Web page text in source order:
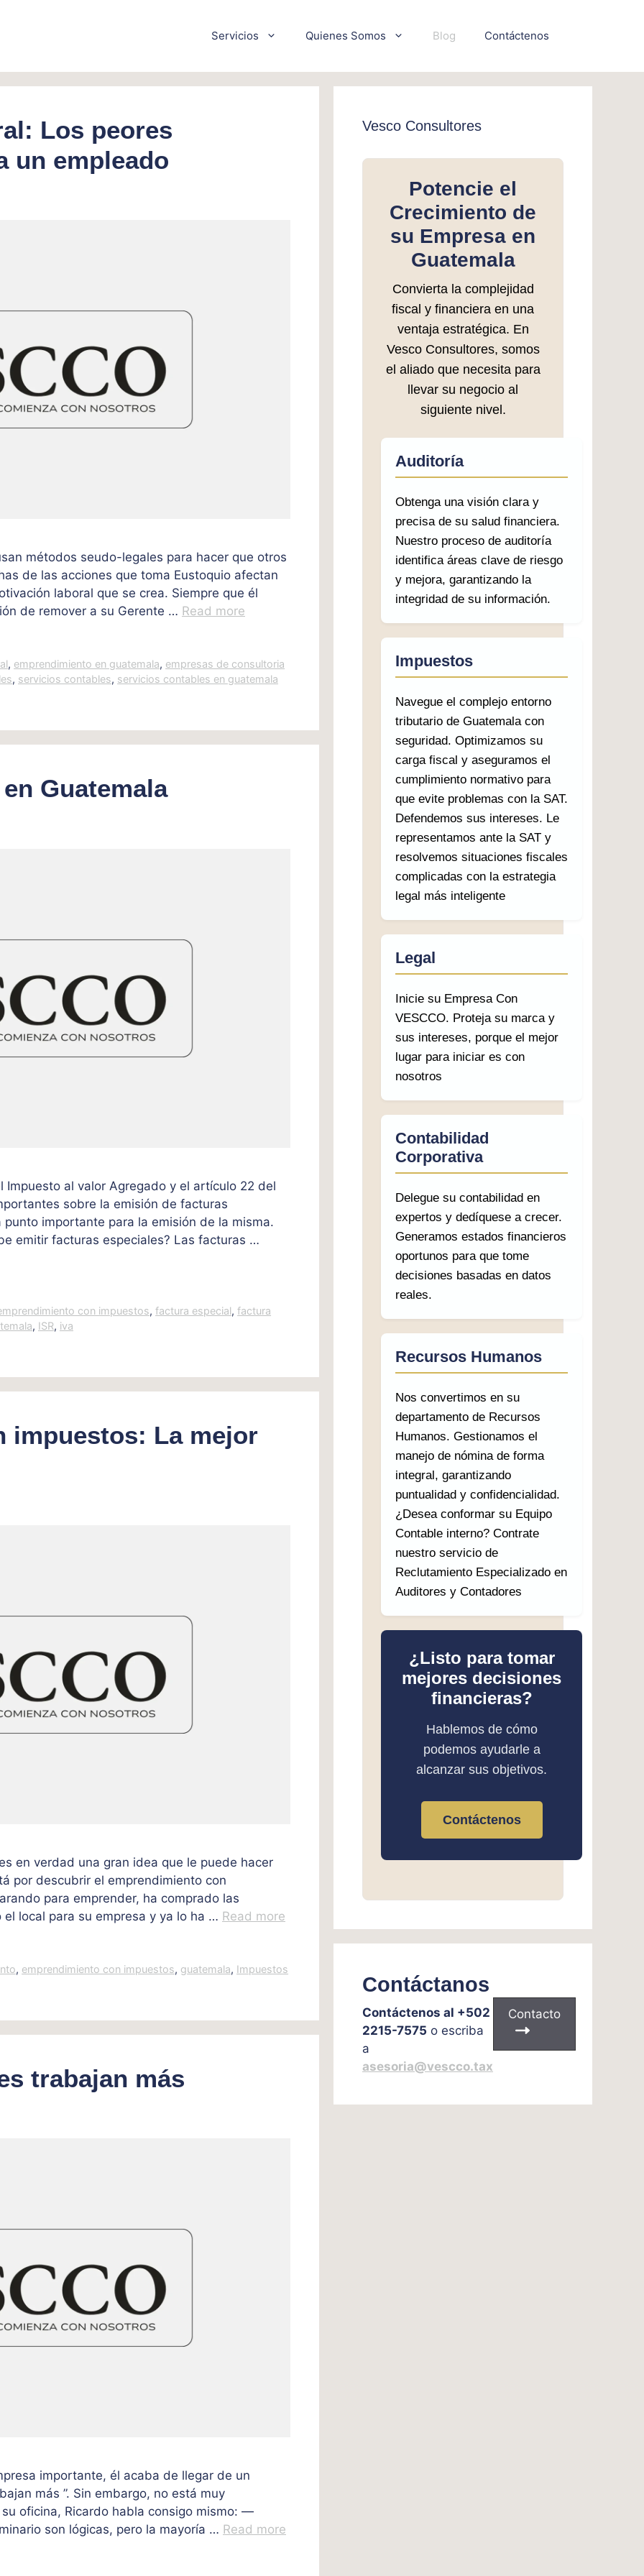
Servicios Quienes Somos Blog Contáctenos
Los peores
un empleado
métodos seudo-legales para hacer que otros
de las acciones que toma Eustoquio afectan
laboral que se crea. Siempre que él
de remover a su Gerente … Read more
, emprendimiento en guatemala, empresas de consultoria
, servicios contables, servicios contables en guatemala
Guatemala
al valor Agregado y el artículo 22 del
sobre la emisión de facturas
importante para la emisión de la misma.
emitir facturas especiales? Las facturas …
con impuestos,factura especial,factura
, ISR, iva
impuestos: La mejor
en verdad una gran idea que le puede hacer
por descubrir el emprendimiento con
para emprender, ha comprado las
local para su empresa y ya lo ha … Read more
, emprendimiento con impuestos, guatemala, Impuestos
trabajan más
importante, él acaba de llegar de un
más ”. Sin embargo, no está muy
oficina, Ricardo habla consigo mismo: —
son lógicas, pero la mayoría … Read more
Vesco Consultores
Potencie el
Crecimiento de
su Empresa en
Guatemala
Convierta la complejidad
fiscal y financiera en una
ventaja estratégica. En
Vesco Consultores, somos
el aliado que necesita para
llevar su negocio al
siguiente nivel.
Auditoría
Obtenga una visión clara y
precisa de su salud financiera.
Nuestro proceso de auditoría
identifica áreas clave de riesgo
y mejora, garantizando la
integridad de su información.
Impuestos
Navegue el complejo entorno
tributario de Guatemala con
seguridad. Optimizamos su
carga fiscal y aseguramos el
cumplimiento normativo para
que evite problemas con la SAT.
Defendemos sus intereses. Le
representamos ante la SAT y
resolvemos situaciones fiscales
complicadas con la estrategia
legal más inteligente
Legal
Inicie su Empresa Con
VESCCO. Proteja su marca y
sus intereses, porque el mejor
lugar para iniciar es con
nosotros
Contabilidad
Corporativa
Delegue su contabilidad en
expertos y dedíquese a crecer.
Generamos estados financieros
oportunos para que tome
decisiones basadas en datos
reales.
Recursos Humanos
Nos convertimos en su
departamento de Recursos
Humanos. Gestionamos el
manejo de nómina de forma
integral, garantizando
puntualidad y confidencialidad.
¿Desea conformar su Equipo
Contable interno? Contrate
nuestro servicio de
Reclutamiento Especializado en
Auditores y Contadores
¿Listo para tomar
mejores decisiones
financieras?
Hablemos de cómo
podemos ayudarle a
alcanzar sus objetivos.
Contáctenos
Contáctanos
Contáctenos al +502
2215-7575 o escriba
a
asesoria@vescco.tax
Contacto